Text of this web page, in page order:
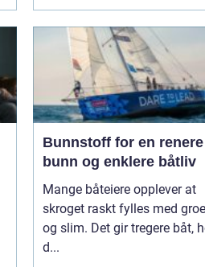
Bunnstoff for en renere
bunn og enklere båtliv
Mange båteiere opplever at
skroget raskt fylles med
og slim. Det gir tregere båt,
d...